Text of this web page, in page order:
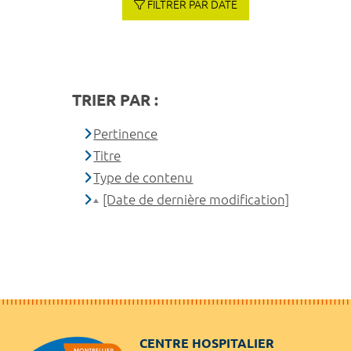
FILTRER PAR DATE
TRIER PAR :
Pertinence
Titre
Type de contenu
[Date de dernière modification]
CENTRE HOSPITALIER